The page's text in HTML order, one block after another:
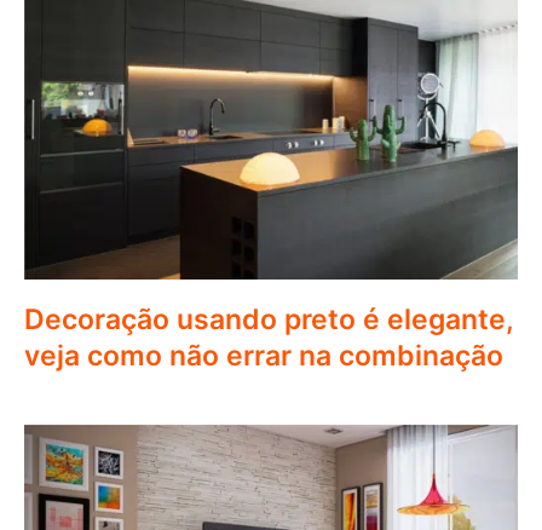
Decoração usando preto é elegante,
veja como não errar na combinação